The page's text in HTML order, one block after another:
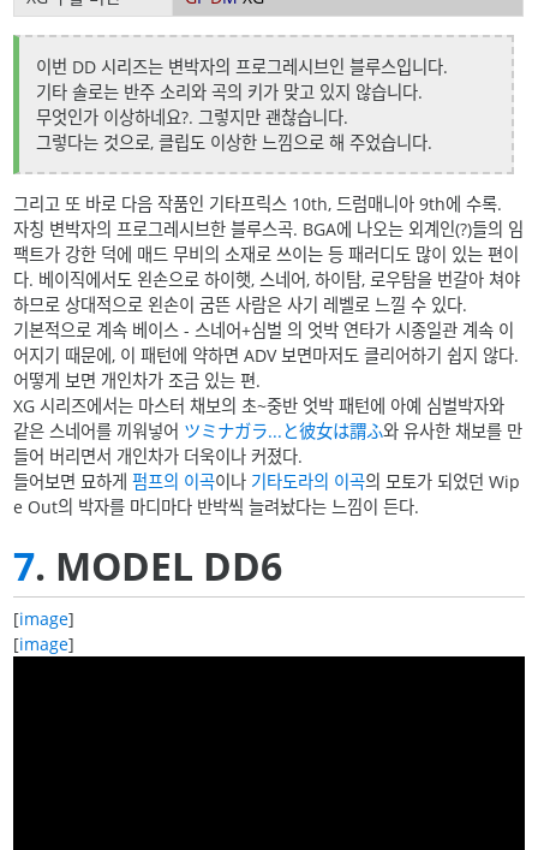
이번 DD 시리즈는 변박자의 프로그레시브인 블루스입니다.
기타 솔로는 반주 소리와 곡의 키가 맞고 있지 않습니다.
무엇인가 이상하네요?. 그렇지만 괜찮습니다.
그렇다는 것으로, 클립도 이상한 느낌으로 해 주었습니다.
그리고 또 바로 다음 작품인 기타프릭스 10th, 드럼매니아 9th에 수록.
자칭 변박자의 프로그레시브한 블루스곡. BGA에 나오는 외계인(?)들의 임
팩트가 강한 덕에 매드 무비의 소재로 쓰이는 등 패러디도 많이 있는 편이
다. 베이직에서도 왼손으로 하이햇, 스네어, 하이탐, 로우탐을 번갈아 쳐야
하므로 상대적으로 왼손이 굼뜬 사람은 사기 레벨로 느낄 수 있다.
기본적으로 계속 베이스 - 스네어+심벌 의 엇박 연타가 시종일관 계속 이
어지기 때문에, 이 패턴에 약하면 ADV 보면마저도 클리어하기 쉽지 않다.
어떻게 보면 개인차가 조금 있는 편.
XG 시리즈에서는 마스터 채보의 초~중반 엇박 패턴에 아예 심벌박자와
같은 스네어를 끼워넣어 ツミナガラ...と彼女は謂ふ와 유사한 채보를 만
들어 버리면서 개인차가 더욱이나 커졌다.
들어보면 묘하게펌프의 이곡이나 기타도라의 이곡의 모토가 되었던 Wip
e Out의 박자를 마디마다 반박씩 늘려놨다는 느낌이 든다.
7. MODEL DD6
[image]
[image]